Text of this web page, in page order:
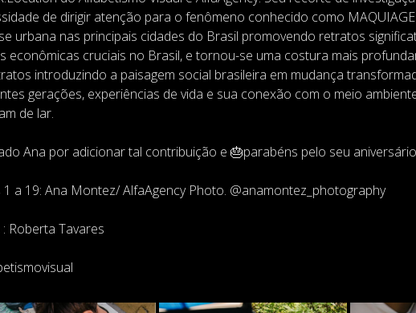
de dirigir atenção para o fenômeno conhecido como
urbana nas principais cidades do Brasil promovendo retratos
econômicas cruciais no Brasil, e tornou-se uma costura mais
introduzindo a paisagem social brasileira em mudança
gerações, experiências de vida e sua conexão com o meio
de lar.
Ana por adicionar tal contribuição e 🎂parabéns pelo seu
1 a 19: Ana Montez/ AlfaAgency Photo. @anamontez_photography
Roberta Tavares